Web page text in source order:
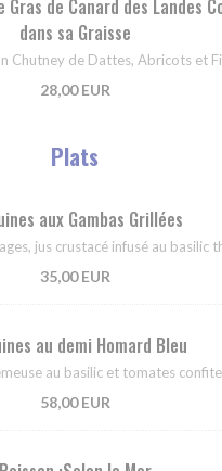
Gras de Canard des Landes
dans sa Graisse
Chutney de Dattes, Abricots et
28,00 EUR
Plats
aux Gambas Grillées
jus crustacé infusé au basilic
35,00 EUR
au demi Homard Bleu
au basilic et tomates
58,00 EUR